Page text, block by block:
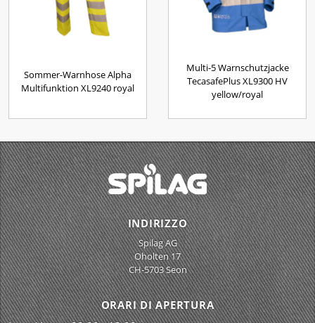
Sommer-Warnhose Alpha
Multifunktion XL9240 royal
Multi-5 Warnschutzjacke
TecasafePlus XL9300 HV
yellow/royal
INDIRIZZO
Spilag AG
Oholten 17
CH-5703 Seon
ORARI DI APERTURA